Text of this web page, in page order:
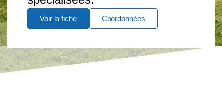
Voir la fiche Coordonnées